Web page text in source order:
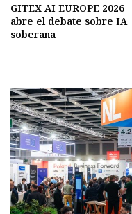
GITEX AI EUROPE 2026
abre el debate sobre IA
soberana